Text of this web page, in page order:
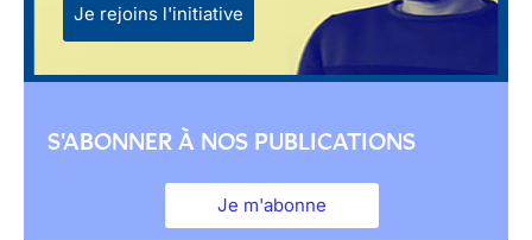
Je rejoins l'initiative
S'ABONNER À NOS PUBLICATIONS
Je m'abonne